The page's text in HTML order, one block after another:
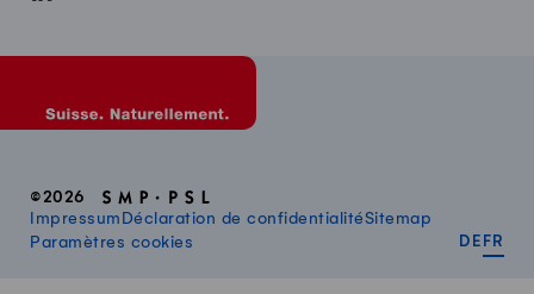
©2026
Impressum Déclaration de confidentialitéSitemap
Paramètres cookies
DE FR